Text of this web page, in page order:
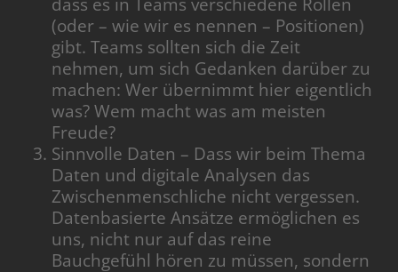
dass es in Teams verschiedene Rollen
(oder – wie wir es nennen – Positionen)
gibt. Teams sollten sich die Zeit
nehmen, um sich Gedanken darüber zu
machen: Wer übernimmt hier eigentlich
was? Wem macht was am meisten
Freude?
Sinnvolle Daten – Dass wir beim Thema
Daten und digitale Analysen das
Zwischenmenschliche nicht vergessen.
Datenbasierte Ansätze ermöglichen es
uns, nicht nur auf das reine
Bauchgefühl hören zu müssen, sondern